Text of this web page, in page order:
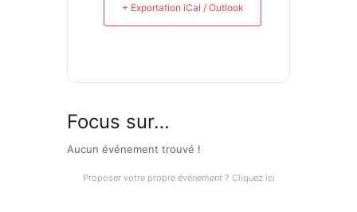
+ Exportation iCal / Outlook
Focus sur…
Aucun événement trouvé !
Proposer votre propre événement ? Cliquez ici